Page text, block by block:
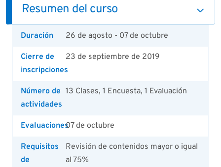
Resumen del curso
Duración 26 de agosto - 07 de octubre
Cierre de
inscripciones
23 de septiembre de 2019
Número de
actividades
13 Clases, 1 Encuesta, 1 Evaluación
Evaluaciones07 de octubre
Requisitos
de
Revisión de contenidos mayor o igual
al 75%